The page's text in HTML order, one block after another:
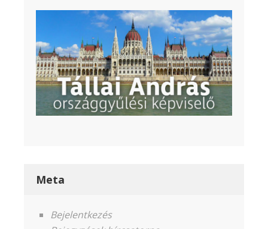
Meta
Bejelentkezés